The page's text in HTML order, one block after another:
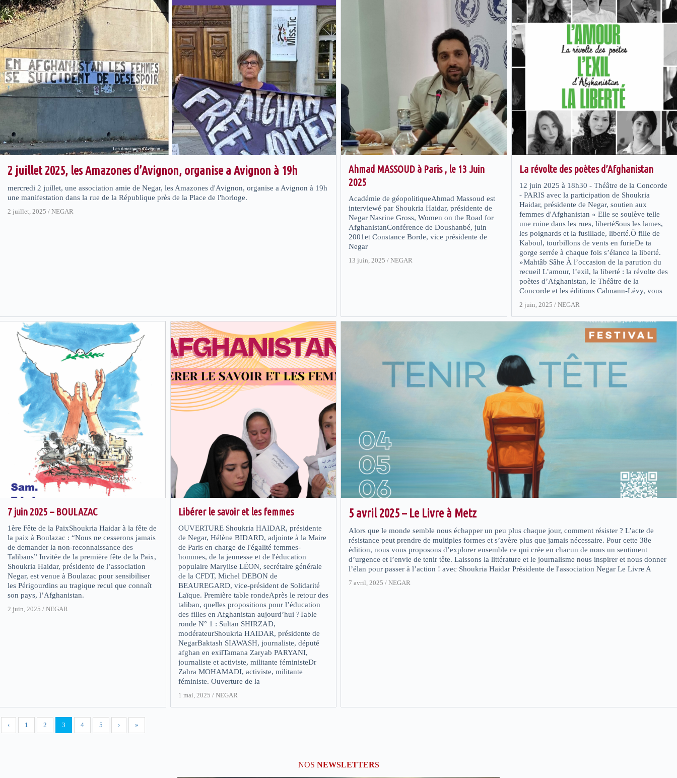
2 juillet 2025, les Amazones d’Avignon, organise a Avignon à 19h
mercredi 2 juillet, une association amie de Negar, les Amazones d'Avignon, organise a Avignon à 19h
une manifestation dans la rue de la République près de la Place de l'horloge.
2 juillet, 2025 / NEGAR
Ahmad MASSOUD à Paris , le 13 Juin
2025
Académie de géopolitiqueAhmad Massoud est
interviewé par Shoukria Haidar, présidente de
Negar Nasrine Gross, Women on the Road for
AfghanistanConférence de Doushanbé, juin
2001et Constance Borde, vice présidente de
Negar
13 juin, 2025 / NEGAR
La révolte des poètes d’Afghanistan
12 juin 2025 à 18h30 - Théâtre de la Concorde
- PARIS avec la participation de Shoukria
Haidar, présidente de Negar, soutien aux
femmes d'Afghanistan « Elle se soulève telle
une ruine dans les rues, libertéSous les lames,
les poignards et la fusillade, liberté.Ô fille de
Kaboul, tourbillons de vents en furieDe ta
gorge serrée à chaque fois s’élance la liberté.
»Mahtâb Sâhe À l’occasion de la parution du
recueil L’amour, l’exil, la liberté : la révolte des
poètes d’Afghanistan, le Théâtre de la
Concorde et les éditions Calmann-Lévy, vous
2 juin, 2025 / NEGAR
7 juin 2025 – BOULAZAC
1ère Fête de la PaixShoukria Haidar à la fête de
la paix à Boulazac : “Nous ne cesserons jamais
de demander la non-reconnaissance des
Talibans” Invitée de la première fête de la Paix,
Shoukria Haidar, présidente de l’association
Negar, est venue à Boulazac pour sensibiliser
les Périgourdins au tragique recul que connaît
son pays, l’Afghanistan.
2 juin, 2025 / NEGAR
Libérer le savoir et les femmes
OUVERTURE Shoukria HAIDAR, présidente
de Negar, Hélène BIDARD, adjointe à la Maire
de Paris en charge de l'égalité femmes-
hommes, de la jeunesse et de l'éducation
populaire Marylise LÉON, secrétaire générale
de la CFDT, Michel DEBON de
BEAUREGARD, vice-président de Solidarité
Laïque. Première table rondeAprès le retour des
taliban, quelles propositions pour l’éducation
des filles en Afghanistan aujourd’hui ?Table
ronde N° 1 : Sultan SHIRZAD,
modérateurShoukria HAIDAR, présidente de
NegarBaktash SIAWASH, journaliste, député
afghan en exilTamana Zaryab PARYANI,
journaliste et activiste, militante féministeDr
Zahra MOHAMADI, activiste, militante
féministe. Ouverture de la
1 mai, 2025 / NEGAR
5 avril 2025 – Le Livre à Metz
Alors que le monde semble nous échapper un peu plus chaque jour, comment résister ? L’acte de
résistance peut prendre de multiples formes et s’avère plus que jamais nécessaire. Pour cette 38e
édition, nous vous proposons d’explorer ensemble ce qui crée en chacun de nous un sentiment
d’urgence et l’envie de tenir tête. Laissons la littérature et le journalisme nous inspirer et nous donner
l’élan pour passer à l’action ! avec Shoukria Haidar Présidente de l'association Negar Le Livre A
7 avril, 2025 / NEGAR
‹ 1 2 3 4 5 › »
NOS NEWSLETTERS